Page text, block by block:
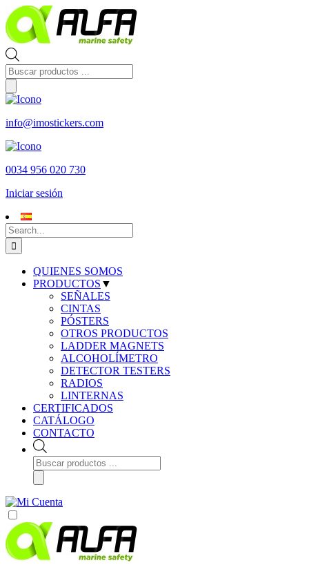
Skip
to
content
Búsqueda
de
productos
info@imostickers.com
0034 956 020 730
Iniciar sesión
Search
for:
QUIENES SOMOS
PRODUCTOS ▼
SEÑALES
CINTAS
PÓSTERS
OTROS PRODUCTOS
LADDER MAGNETS
ALCOHOLÍMETRO
DETECTOR TESTERS
RADIOS
LINTERNAS
CERTIFICADOS
CATÁLOGO
CONTACTO
Búsqueda
de
productos